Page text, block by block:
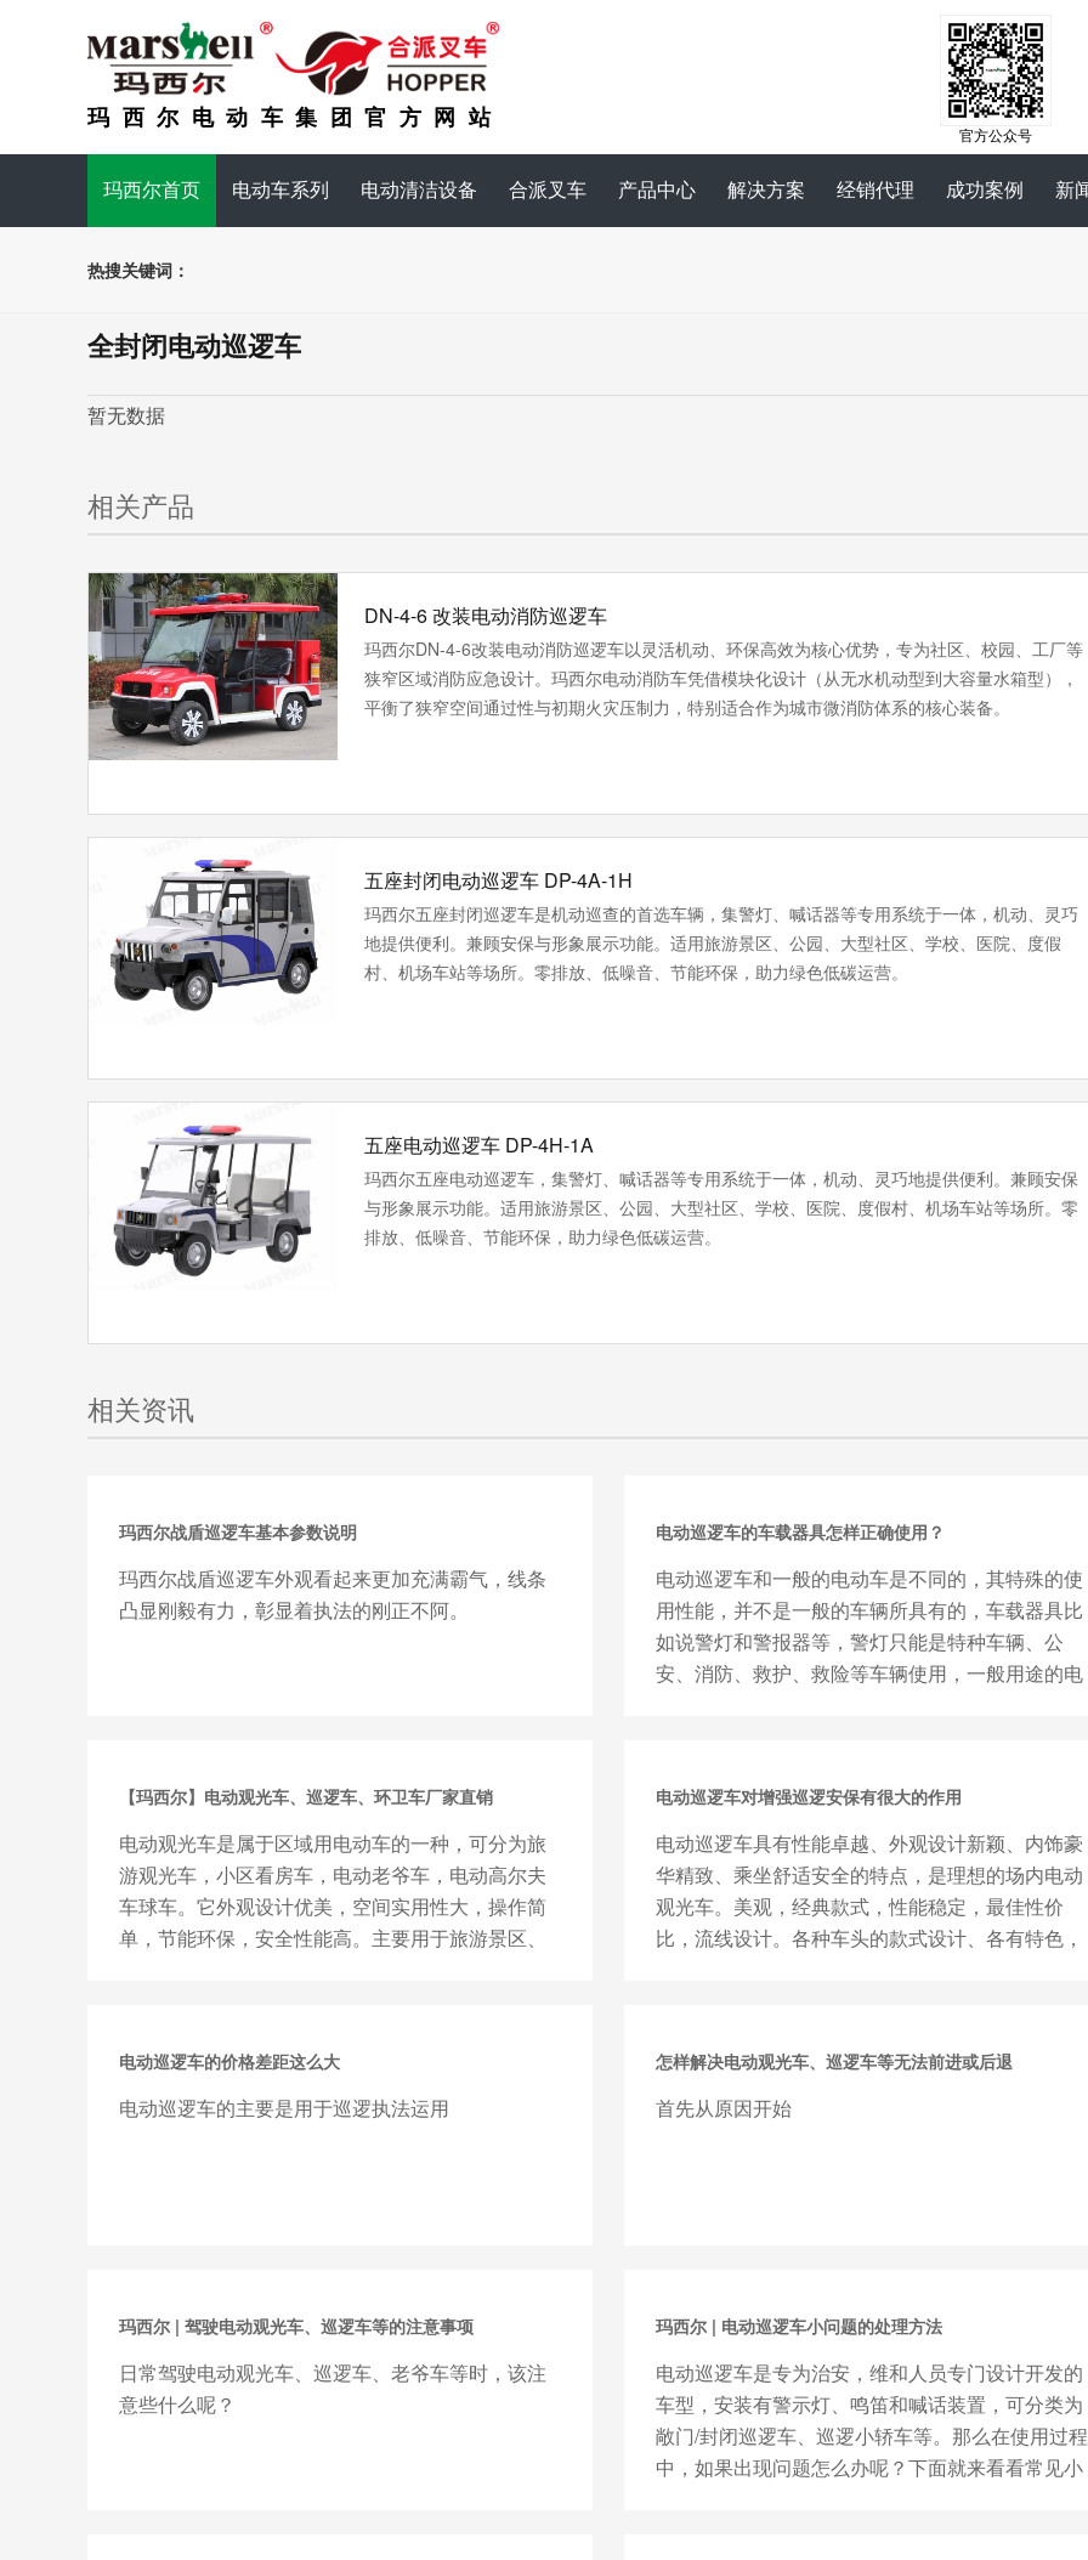
玛西尔电动车集团官方网站
官方公众号
玛西尔首页 电动车系列 电动清洁设备 合派叉车 产品中心 解决方案 经销代理 成功案例 新
热搜关键词：
全封闭电动巡逻车
暂无数据
相关产品
DN-4-6 改装电动消防巡逻车
玛西尔DN-4-6改装电动消防巡逻车以灵活机动、环保高效为核心优势，专为社区、校园、工厂等
狭窄区域消防应急设计。玛西尔电动消防车凭借模块化设计（从无水机动型到大容量水箱型），
平衡了狭窄空间通过性与初期火灾压制力，特别适合作为城市微消防体系的核心装备。
五座封闭电动巡逻车 DP-4A-1H
玛西尔五座封闭巡逻车是机动巡查的首选车辆，集警灯、喊话器等专用系统于一体，机动、灵巧
地提供便利。兼顾安保与形象展示功能。适用旅游景区、公园、大型社区、学校、医院、度假
村、机场车站等场所。零排放、低噪音、节能环保‌，助力绿色低碳运营。
五座电动巡逻车 DP-4H-1A
玛西尔五座电动巡逻车，集警灯、喊话器等专用系统于一体，机动、灵巧地提供便利。兼顾安保
与形象展示功能。适用旅游景区、公园、大型社区、学校、医院、度假村、机场车站等场所。零
排放、低噪音、节能环保‌，助力绿色低碳运营。
相关资讯
玛西尔战盾巡逻车基本参数说明
玛西尔战盾巡逻车外观看起来更加充满霸气，线条
凸显刚毅有力，彰显着执法的刚正不阿。
电动巡逻车的车载器具怎样正确使用？
电动巡逻车和一般的电动车是不同的，其特殊的使
用性能，并不是一般的车辆所具有的，车载器具比
如说警灯和警报器等，警灯只能是特种车辆、公
安、消防、救护、救险等车辆使用，一般用途的电
【玛西尔】电动观光车、巡逻车、环卫车厂家直销
电动观光车是属于区域用电动车的一种，可分为旅
游观光车，小区看房车，电动老爷车，电动高尔夫
车球车。它外观设计优美，空间实用性大，操作简
单，节能环保，安全性能高。主要用于旅游景区、
电动巡逻车对增强巡逻安保有很大的作用
电动巡逻车具有性能卓越、外观设计新颖、内饰豪
华精致、乘坐舒适安全的特点，是理想的场内电动
观光车。美观，经典款式，性能稳定，最佳性价
比，流线设计。各种车头的款式设计、各有特色，
电动巡逻车的价格差距这么大
电动巡逻车的主要是用于巡逻执法运用
怎样解决电动观光车、巡逻车等无法前进或后退
首先从原因开始
玛西尔 | 驾驶电动观光车、巡逻车等的注意事项
日常驾驶电动观光车、巡逻车、老爷车等时，该注
意些什么呢？
玛西尔 | 电动巡逻车小问题的处理方法
电动巡逻车是专为治安，维和人员专门设计开发的
车型，安装有警示灯、鸣笛和喊话装置，可分类为
敞门/封闭巡逻车、巡逻小轿车等。那么在使用过程
中，如果出现问题怎么办呢？下面就来看看常见小